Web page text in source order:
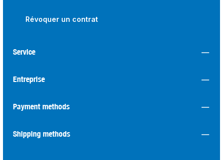
Révoquer un contrat
Service
Entreprise
Payment methods
Shipping methods